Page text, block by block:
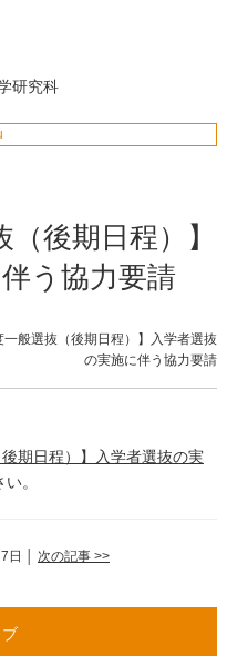
研究科
（後期日程）】
う協力要請
一般選抜（後期日程）】入学者選抜
の実施に伴う協力要請
後期日程）】入学者選抜の実
。
日 │ 次の記事 >>